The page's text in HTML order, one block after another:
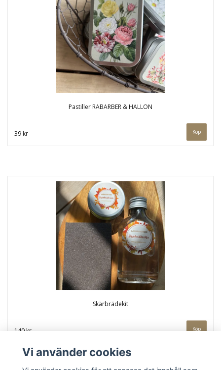
Pastiller RABARBER & HALLON
39 kr
Skärbrädekit
140 kr
Vi använder cookies